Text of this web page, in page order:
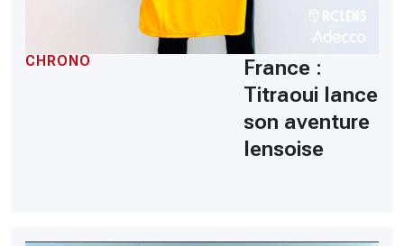
CHRONO
France :
Titraoui lance
son aventure
lensoise